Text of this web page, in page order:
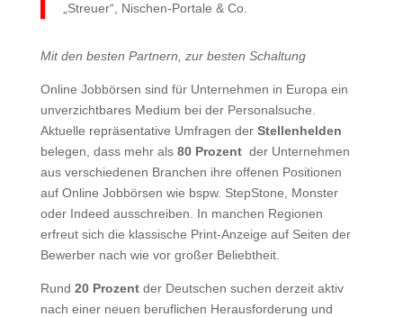
„Streuer“, Nischen-Portale & Co.
Mit den besten Partnern, zur besten Schaltung
Online Jobbörsen sind für Unternehmen in Europa ein
unverzichtbares Medium bei der Personalsuche.
Aktuelle repräsentative Umfragen der Stellenhelden
belegen, dass mehr als 80 Prozentder Unternehmen
aus verschiedenen Branchen ihre offenen Positionen
auf Online Jobbörsen wie bspw. StepStone, Monster
oder Indeed ausschreiben. In manchen Regionen
erfreut sich die klassische Print-Anzeige auf Seiten der
Bewerber nach wie vor großer Beliebtheit.
Rund 20 Prozentder Deutschen suchen derzeit aktiv
nach einer neuen beruflichen Herausforderung und